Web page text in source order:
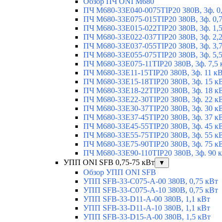
ПЧ M680-33E040-0075TIP20 380В, 3ф.
ПЧ M680-33E075-015TIP20 380В, 3ф.
ПЧ M680-33E015-022TIP20 380В, 3ф.
ПЧ M680-33E022-037TIP20 380В, 3ф.
ПЧ M680-33E037-055TIP20 380В, 3ф.
ПЧ M680-33E055-075TIP20 380В, 3ф.
ПЧ M680-33E075-11TIP20 380В, 3ф. 7,5
ПЧ M680-33E11-15TIP20 380В, 3ф. 11
ПЧ M680-33E15-18TIP20 380В, 3ф. 15
ПЧ M680-33E18-22TIP20 380В, 3ф. 18
ПЧ M680-33E22-30TIP20 380В, 3ф. 22
ПЧ M680-33E30-37TIP20 380В, 3ф. 30
ПЧ M680-33E37-45TIP20 380В, 3ф. 37
ПЧ M680-33E45-55TIP20 380В, 3ф. 45
ПЧ M680-33E55-75TIP20 380В, 3ф. 55
ПЧ M680-33E75-90TIP20 380В, 3ф. 75
ПЧ M680-33E90-110TIP20 380В, 3ф. 90
УПП ONI SFB 0,75-75 кВт
▼
Обзор УПП ONI SFB
УПП SFB-33-C075-A-00 380В, 0,75 кВт
УПП SFB-33-C075-A-10 380В, 0,75 кВт
УПП SFB-33-D11-A-00 380В, 1,1 кВт
УПП SFB-33-D11-A-10 380В, 1,1 кВт
УПП SFB-33-D15-A-00 380В, 1,5 кВт